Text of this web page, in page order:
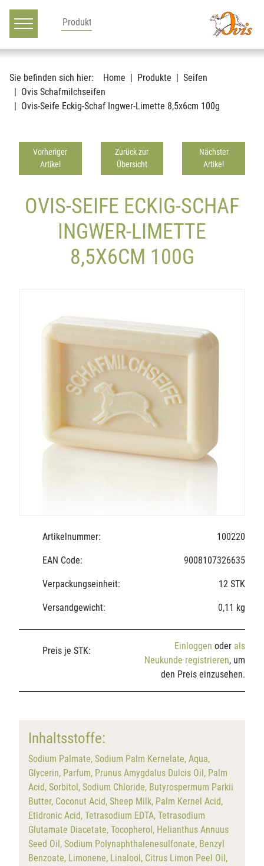
Hauptnavigation
Zum Inhalt
Sie befinden sich hier: Home Produkte
Seifen
Ovis Schafmilchseifen
Ovis-Seife Eckig-Schaf Ingwer-Limette 8,5x6cm 100g
Vorheriger
Artikel
Zurück zur
Übersicht
Nächster
Artikel
OVIS-SEIFE ECKIG-SCHAF
INGWER-LIMETTE
8,5X6CM 100G
Artikelnummer: 100220
EAN Code: 9008107326635
Verpackungseinheit: 12 STK
Versandgewicht: 0,11 kg
Preis je STK: Einloggen oder als
Neukunde registrieren, um
den Preis einzusehen.
Inhaltsstoffe:
Sodium Palmate, Sodium Palm Kernelate, Aqua,
Glycerin, Parfum, Prunus Amygdalus Dulcis Oil, Palm
Acid, Sorbitol, Sodium Chloride, Butyrospermum Parkii
Butter, Coconut Acid, Sheep Milk, Palm Kernel Acid,
Etidronic Acid, Tetrasodium EDTA, Tetrasodium
Glutamate Diacetate, Tocopherol, Helianthus Annuus
Seed Oil, Sodium Polynaphthalenesulfonate, Benzyl
Benzoate, Limonene, Linalool, Citrus Limon Peel Oil,